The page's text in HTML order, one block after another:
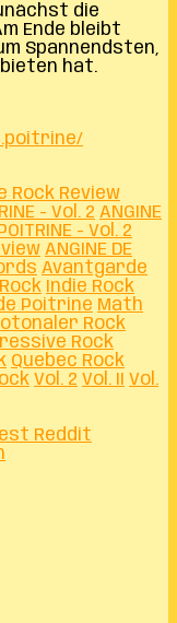
die
Ende bleibt
Spannendsten,
hat.
Review
- Vol. 2 ANGINE
- Vol. 2
ANGINE DE
Avantgarde
Indie Rock
Poitrine Math
Rock
Rock
Quebec Rock
Vol. 2 Vol. II
Vol.
Reddit